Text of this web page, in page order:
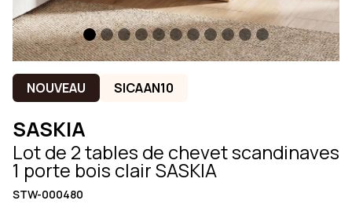
NOUVEAU SICAAN10
SASKIA
Lot de 2 tables de chevet scandinaves
1 porte bois clair SASKIA
STW-000480